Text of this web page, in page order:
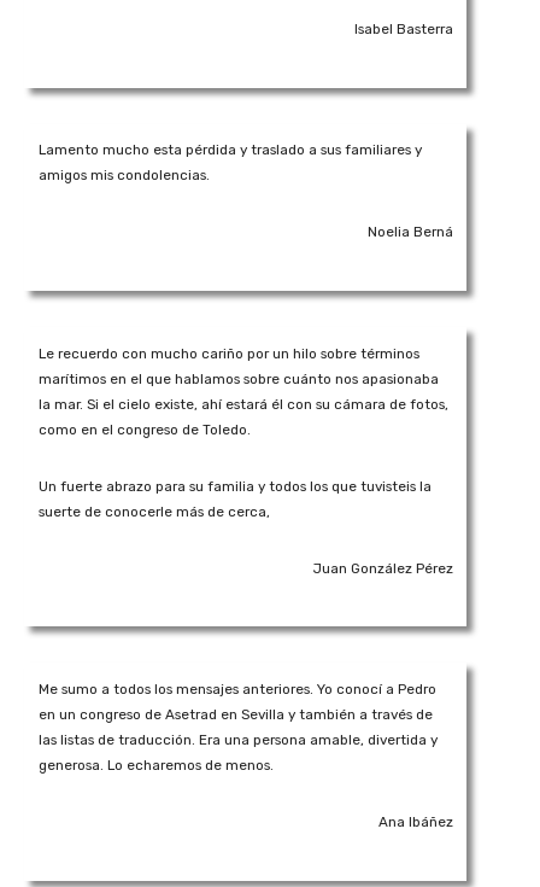
Isabel Basterra
Lamento mucho esta pérdida y traslado a sus familiares y
amigos mis condolencias.
Noelia Berná
Le recuerdo con mucho cariño por un hilo sobre términos
marítimos en el que hablamos sobre cuánto nos apasionaba
la mar. Si el cielo existe, ahí estará él con su cámara de fotos,
como en el congreso de Toledo.
Un fuerte abrazo para su familia y todos los que tuvisteis la
suerte de conocerle más de cerca,
Juan González Pérez
Me sumo a todos los mensajes anteriores. Yo conocí a Pedro
en un congreso de Asetrad en Sevilla y también a través de
las listas de traducción. Era una persona amable, divertida y
generosa. Lo echaremos de menos.
Ana Ibáñez